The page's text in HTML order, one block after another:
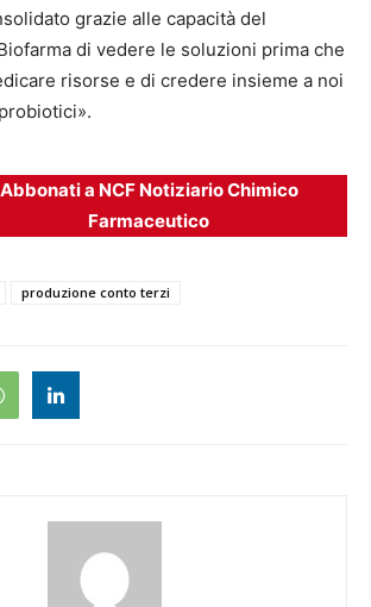
grazie alle capacità del
di vedere le soluzioni prima che
risorse e di credere insieme a noi
Abbonati a NCF Notiziario Chimico
Farmaceutico
produzione conto terzi